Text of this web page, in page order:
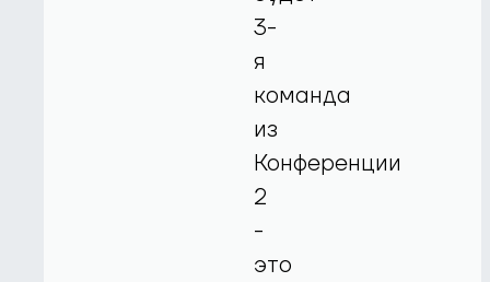
3-
я
команда
из
Конференции
2
-
это